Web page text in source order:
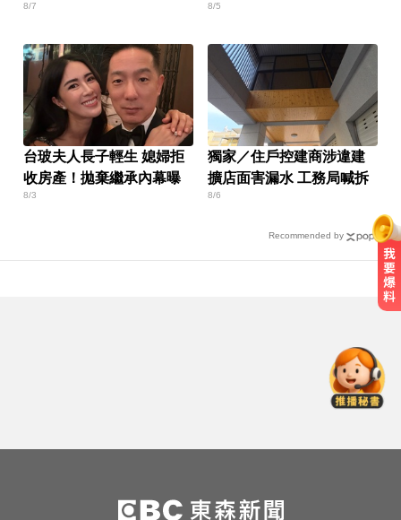
求償
8/7
醫
8/5
台玻夫人長子輕生 媳婦拒
收房產！拋棄繼承內幕曝
8/3
獨家／住戶控建商涉違建
擴店面害漏水 工務局喊拆
8/6
Recommended by
統一獅8:2味全龍
緯創股利2度延發史上首例 金管會
說重話：考慮收回股務自辦